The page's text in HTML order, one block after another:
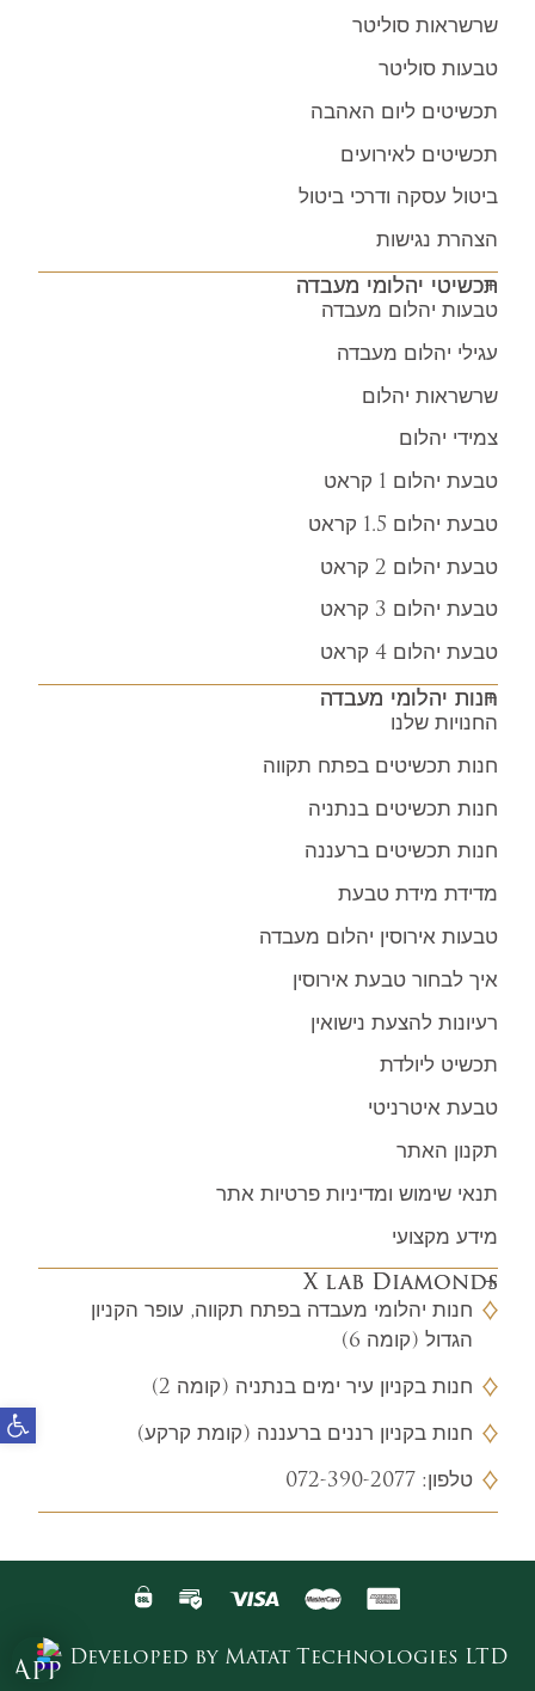
שרשראות סוליטר
טבעות סוליטר
תכשיטים ליום האהבה
תכשיטים לאירועים
ביטול עסקה ודרכי ביטול
הצהרת נגישות
תכשיטי יהלומי מעבדה
טבעות יהלום מעבדה
עגילי יהלום מעבדה
שרשראות יהלום
צמידי יהלום
טבעת יהלום 1 קראט
טבעת יהלום 1.5 קראט
טבעת יהלום 2 קראט
טבעת יהלום 3 קראט
טבעת יהלום 4 קראט
חנות יהלומי מעבדה
החנויות שלנו
חנות תכשיטים בפתח תקווה
חנות תכשיטים בנתניה
חנות תכשיטים ברעננה
מדידת מידת טבעת
טבעות אירוסין יהלום מעבדה
איך לבחור טבעת אירוסין
רעיונות להצעת נישואין
תכשיט ליולדת
טבעת איטרניטי
תקנון האתר
תנאי שימוש ומדיניות פרטיות אתר
מידע מקצועי
X lab Diamonds
חנות יהלומי מעבדה בפתח תקווה, עופר הקניון
הגדול (קומה 6)
חנות בקניון עיר ימים בנתניה (קומה 2)
חנות בקניון רננים ברעננה (קומת קרקע)
טלפון:072-390-2077
Developed by Matat Technologies LTD